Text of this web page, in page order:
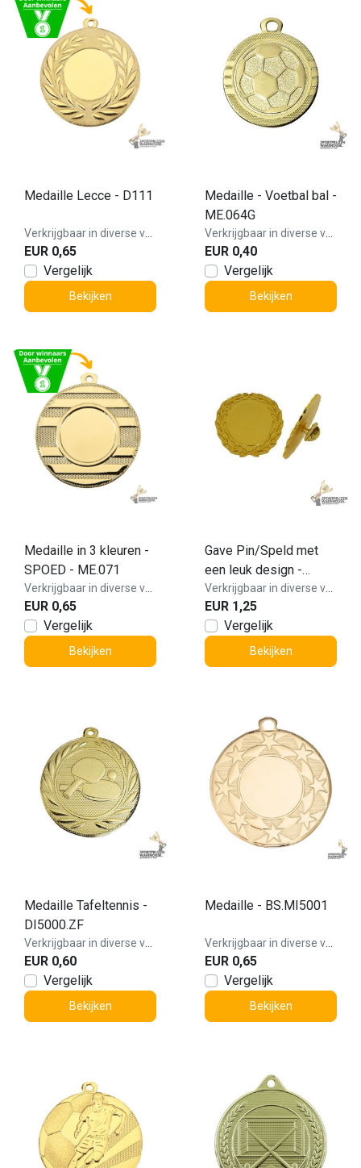
Medaille Lecce - D111
EUR 0,65
Vergelijk
Bekijken
Medaille - Voetbal bal -
ME.064G
EUR 0,40
Vergelijk
Bekijken
Medaille in 3 kleuren -
SPOED - ME.071
EUR 0,65
Vergelijk
Bekijken
Gave Pin/Speld met
een leuk design -
IP0001
EUR 1,25
Vergelijk
Bekijken
Medaille Tafeltennis -
DI5000.ZF
EUR 0,60
Vergelijk
Bekijken
Medaille - BS.MI5001
EUR 0,65
Vergelijk
Bekijken